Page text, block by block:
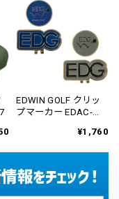
EDWIN GOLF クリッ
プマーカー EDAC-
¥1,760